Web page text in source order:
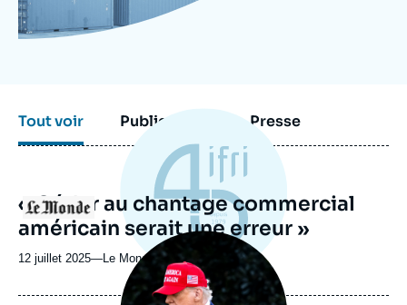
Tout voir Publications Presse
Logo
« Céder au chantage commercial
américain serait une erreur »
12 juillet 2025—Nom
journal,
Le Monde
Image
principale
médiatique